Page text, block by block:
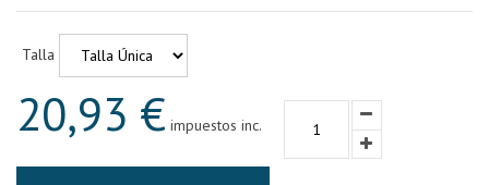
Talla
20,93 € impuestos inc.